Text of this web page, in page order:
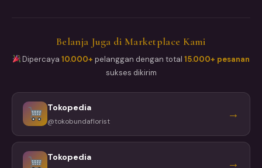
Belanja Juga di Marketplace Kami
Dipercaya10.000+ pelanggan dengan total15.000+ pesanan
sukses dikirim
Tokopedia
@tokobundaflorist →
Tokopedia →